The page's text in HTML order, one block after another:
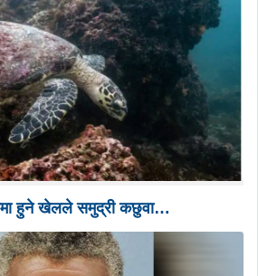
हुने खेलले समुद्री कछुवा…